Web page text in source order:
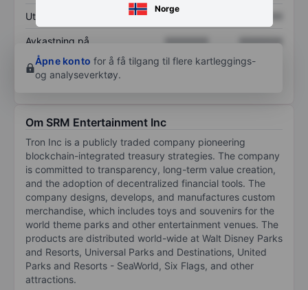
Norge
Utbytte per aksje XXXXXXX
Avkastning på
egenkapital
XXXXXXX
XXXXXXX
Åpne konto for å få tilgang til flere kartleggings-
og analyseverktøy.
Om SRM Entertainment Inc
Tron Inc is a publicly traded company pioneering
blockchain-integrated treasury strategies. The company
is committed to transparency, long-term value creation,
and the adoption of decentralized financial tools. The
company designs, develops, and manufactures custom
merchandise, which includes toys and souvenirs for the
world theme parks and other entertainment venues. The
products are distributed world-wide at Walt Disney Parks
and Resorts, Universal Parks and Destinations, United
Parks and Resorts - SeaWorld, Six Flags, and other
attractions.